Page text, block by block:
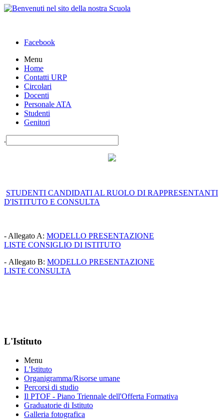
Facebook
Menu
Home
Contatti URP
Circolari
Docenti
Personale ATA
Studenti
Genitori
.
STUDENTI CANDIDATI AL RUOLO DI RAPPRESENTANTI
D'ISTITUTO E CONSULTA
- Allegato A: MODELLO PRESENTAZIONE
LISTE CONSIGLIO DI ISTITUTO
- Allegato B: MODELLO PRESENTAZIONE
LISTE CONSULTA
L'Istituto
Menu
L'Istituto
Organigramma/Risorse umane
Percorsi di studio
Il PTOF - Piano Triennale dell'Offerta Formativa
Graduatorie di Istituto
Galleria fotografica